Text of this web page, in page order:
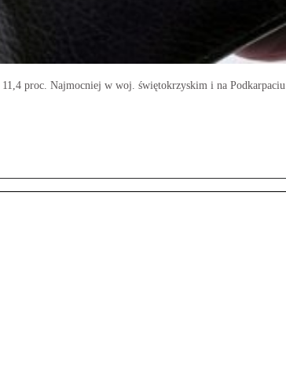
11,4 proc. Najmocniej w woj. świętokrzyskim i na Podkarpaciu